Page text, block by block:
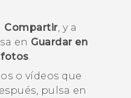
Compartir, y a
en Guardar en
fotos
o vídeos que
pulsa en